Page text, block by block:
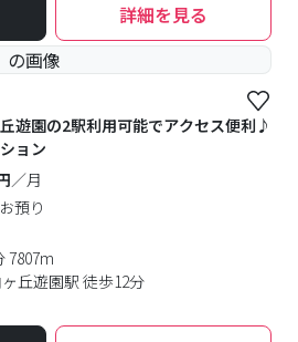
詳細を見る
遊園の2駅利用可能でアクセス便利♪
ョン
／月
預り
7807m
丘遊園駅 徒歩12分